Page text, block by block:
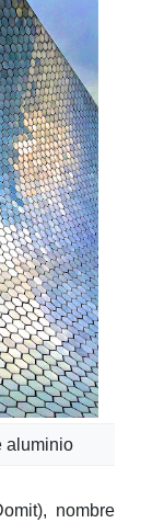
aluminio
nombre